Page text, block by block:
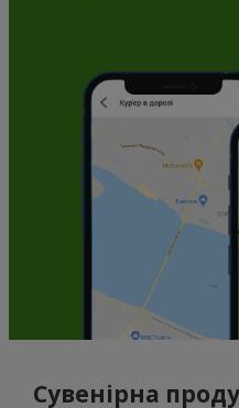
Сувенірна